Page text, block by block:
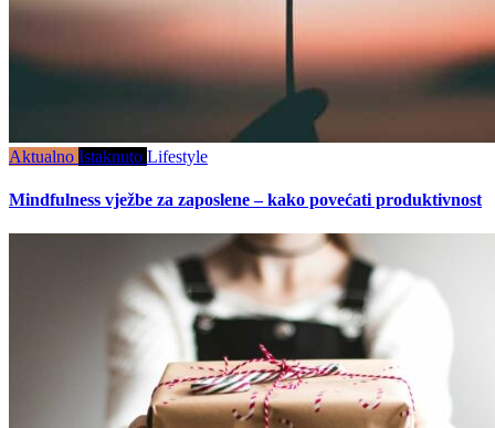
Aktualno Istaknuto Lifestyle
Mindfulness vježbe za zaposlene – kako povećati produktivnost